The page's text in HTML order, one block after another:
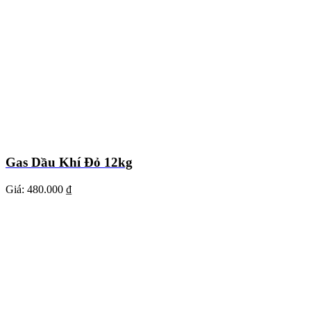
Gas Dầu Khí Đỏ 12kg
Giá: 480.000 ₫